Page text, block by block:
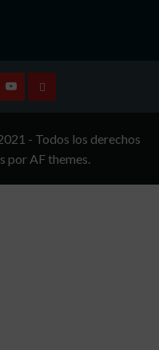
YoutubeTÉRMINOS
CONDICIONES
- Todos los derechos
por AF themes.